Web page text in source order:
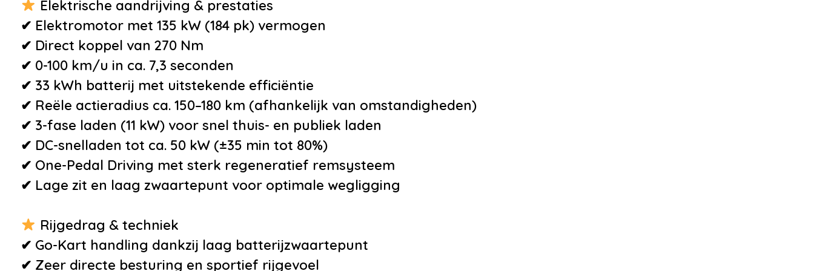
•Airco automatisch
• Airconditioning,
automatisch met 2 zones
• Apple Carplay/Android
Auto
• BTW te verrekenen
• CCS snellader aansluiting
• Comfort plus-pakket
• Connected Navigation
Plus
•Cruise control
• DAB Tuner
Elektrische aandrijving & prestaties
✔ Elektromotor met 135 kW (184 pk) vermogen
✔ Direct koppel van 270 Nm
✔ 0-100 km/u in ca. 7,3 seconden
✔ 33 kWh batterij met uitstekende efficiëntie
✔ Reële actieradius ca. 150–180 km (afhankelijk van omstandigheden)
✔ 3-fase laden (11 kW) voor snel thuis- en publiek laden
✔ DC-snelladen tot ca. 50 kW (±35 min tot 80%)
✔ One-Pedal Driving met sterk regeneratief remsysteem
✔ Lage zit en laag zwaartepunt voor optimale wegligging
Rijgedrag & techniek
✔ Go-Kart handling dankzij laag batterijzwaartepunt
✔ Zeer directe besturing en sportief rijgevoel